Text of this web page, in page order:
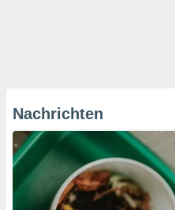
Nachrichten